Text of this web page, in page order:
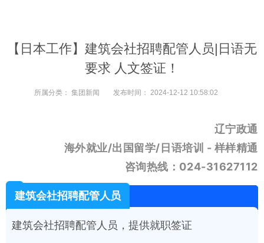
【日本工作】建筑会社招聘配管人员|日语无
要求 人文签证！
所属分类： 集团新闻 发布时间： 2024-12-12 10:58:02
辽宁政通
海外就业/出国留学/日语培训 - 样样精通
咨询热线：024-31627112
建筑会社招聘配管人员
建筑会社招聘配管人员，提供就职签证